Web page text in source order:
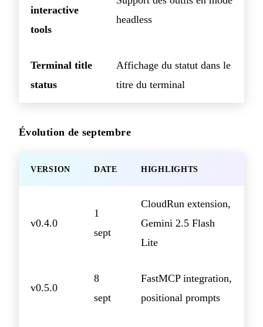
interactive
tools
headless
Terminal title
status
Affichage du statut dans le
titre du terminal
Évolution de septembre
VERSION DATE HIGHLIGHTS
v0.4.0
1
sept
CloudRun extension,
Gemini 2.5 Flash
Lite
v0.5.0
8
sept
FastMCP integration,
positional prompts